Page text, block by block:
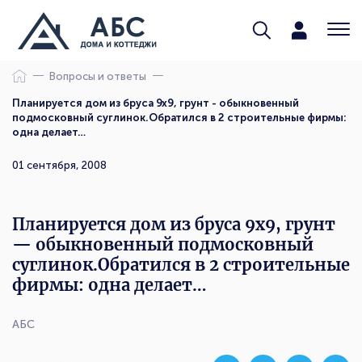
Вопросы и ответы
Планируется дом из бруса 9х9, грунт - обыкновенный
подмосковный суглинок.Обратился в 2 строительные фирмы:
одна делает…
АБС
01 сентября, 2008
Планируется дом из бруса 9х9, грунт
— обыкновенный подмосковный
суглинок.Обратился в 2 строительные
фирмы: одна делает…